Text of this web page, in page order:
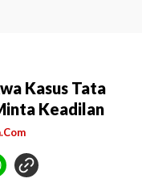
Kasus Tata
Keadilan